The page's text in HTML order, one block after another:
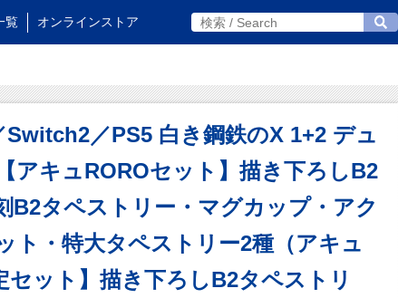
覧 オンラインストア
／PS5 白き鋼鉄のX 1+2 デュ
アキュROROセット】描き下ろしB2
B2タペストリー・マグカップ・アク
ト・特大タペストリー2種（アキュ
セット】描き下ろしB2タペストリ